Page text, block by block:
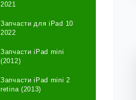
2021
Запчасти для iPad 10
2022
Запчасти iPad mini
(2012)
Запчасти iPad mini 2
retina (2013)